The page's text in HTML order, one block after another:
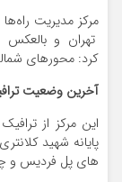
مرکز مدیریت
تهران و
کرد: محورهای
آخرین وضعیت
این مرکز از
پایانه شهید
های پل فردیس و